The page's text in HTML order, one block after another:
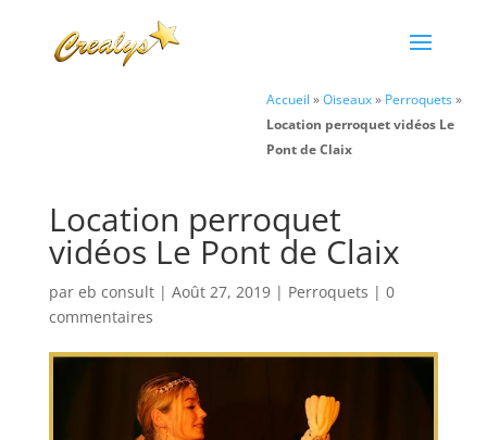
Accueil »Oiseaux» Perroquets»
Location perroquet vidéos Le
Pont de Claix
Location perroquet
vidéos Le Pont de Claix
par eb consult| Août 27, 2019| Perroquets | 0
commentaires